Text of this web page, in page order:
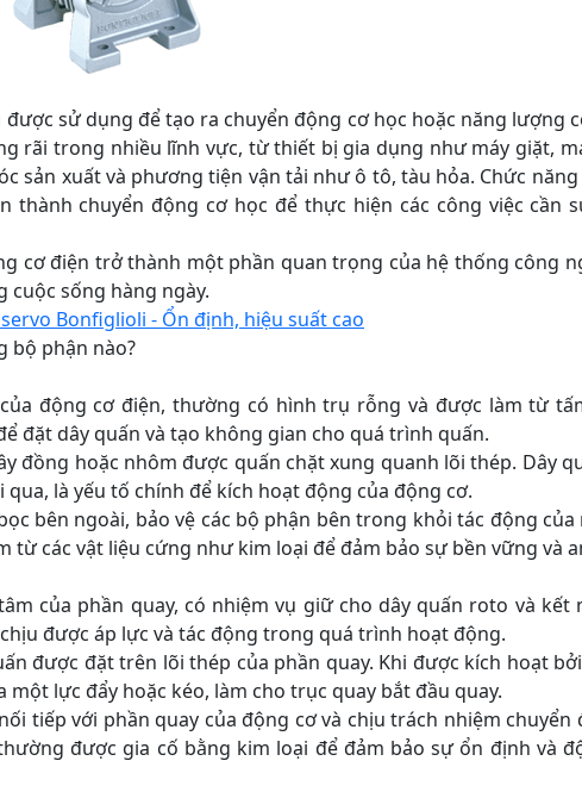
sử dụng để tạo ra chuyển động cơ học hoặc năng lượng
rãi trong nhiều lĩnh vực, từ thiết bị gia dụng như máy giặt,
sản xuất và phương tiện vận tải như ô tô, tàu hỏa. Chức
thành chuyển động cơ học để thực hiện các công việc cần
điện trở thành một phần quan trọng của hệ thống công
sống hàng ngày.
Bonfiglioli - Ổn định, hiệu suất cao
bộ phận nào?
động cơ điện, thường có hình trụ rỗng và được làm từ
đặt dây quấn và tạo không gian cho quá trình quấn.
đồng hoặc nhôm được quấn chặt xung quanh lõi thép. Dây
là yếu tố chính để kích hoạt động của động cơ.
bên ngoài, bảo vệ các bộ phận bên trong khỏi tác động
từ các vật liệu cứng như kim loại để đảm bảo sự bền vững và
của phần quay, có nhiệm vụ giữ cho dây quấn roto và kết
được áp lực và tác động trong quá trình hoạt động.
được đặt trên lõi thép của phần quay. Khi được kích hoạt
lực đẩy hoặc kéo, làm cho trục quay bắt đầu quay.
tiếp với phần quay của động cơ và chịu trách nhiệm
được gia cố bằng kim loại để đảm bảo sự ổn định và